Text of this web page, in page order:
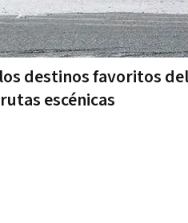
destinos favoritos
escénicas